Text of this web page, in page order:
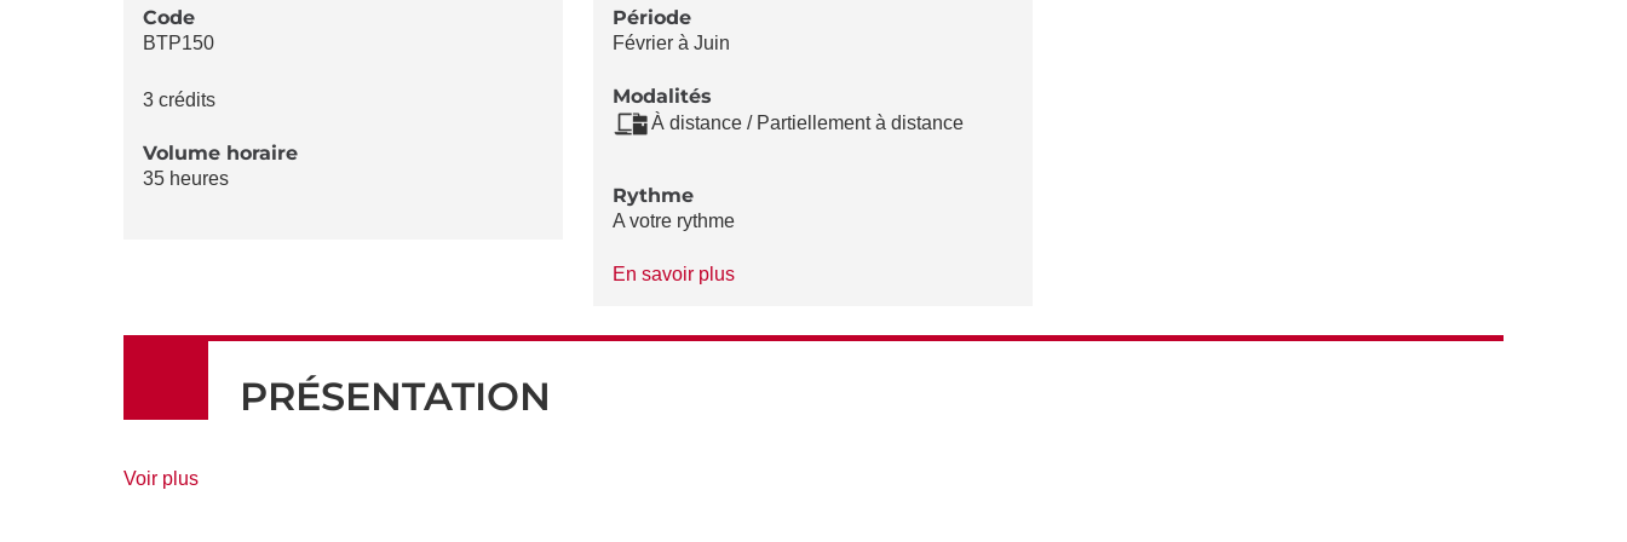
LA
Code
BTP150
3 crédits
Volume horaire
35 heures
Période
Février à Juin
Modalités
À distance / Partiellement à distance
Rythme
A votre rythme
En savoir plusà
Rythme
PRÉSENTATION
Voir plusde